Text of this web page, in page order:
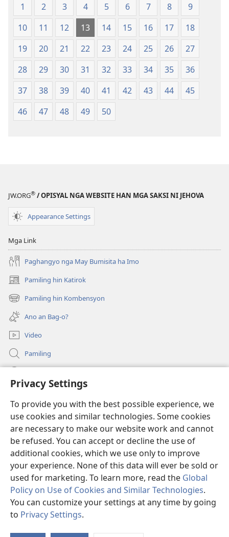
Privacy Settings
To provide you with the best possible experience, we
use cookies and similar technologies. Some cookies
are necessary to make our website work and cannot
be refused. You can accept or decline the use of
additional cookies, which we use only to improve
your experience. None of this data will ever be sold or
used for marketing. To learn more, read the Global
Policy on Use of Cookies and Similar Technologies.
You can customize your settings at any time by going
to Privacy Settings.
nga
Kalibotan
nga
Hubad
han
Baraan
nga
Kasuratan
1 2 3 4 5 6 7 8
9
10
11 12 13 14 15 16 17
18
19
20 21 22 23 24 25 26
27
28
29 30 31 32 33 34 35
36
37
38 39 40 41 42 43 44
45
46
47 48 49 50
JW.ORG® / OPISYAL NGA WEBSITE HAN MGA SAKSI NI JEHOVA
Appearance Settings
Mga Link
Paghangyo nga May Bumisita ha Imo
Pamiling hin Katirok
(opens
new
window)
Pamiling hin Kombensyon
(opens
new
window)
Ano an Bag-o?
Video
Pamiling
(opens
window)Watchtower ONLINE LIBRARY
(opens
new
window)JW Hub ®
(opens
new
window)
Copyright© 2026 Watch Tower Bible and Tract Society of Pennsylvania.
MGA KONDISYON HA PAGGAMIT